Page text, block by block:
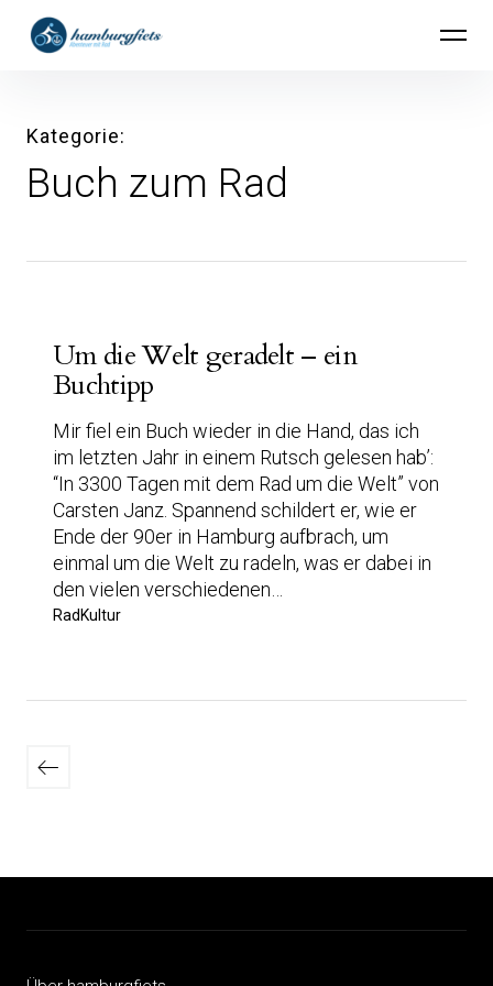
überspringen
hamburgfiets – Abenteuer mit Rad
Kategorie
Buch zum Rad
Um die Welt geradelt – ein
Buchtipp
Mir fiel ein Buch wieder in die Hand, das ich
im letzten Jahr in einem Rutsch gelesen hab’:
“In 3300 Tagen mit dem Rad um die Welt” von
Carsten Janz. Spannend schildert er, wie er
Ende der 90er in Hamburg aufbrach, um
einmal um die Welt zu radeln, was er dabei in
den vielen verschiedenen…
RadKultur
derBeiträge